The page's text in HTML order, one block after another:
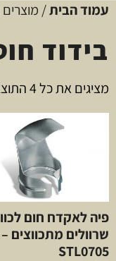
עמוד הבית/ מוצרים
בידוד
מציגים את כל ⁦4⁩ התוצאות
פיה לאקדח חום
שרוולים מתכווצים –
STL0705